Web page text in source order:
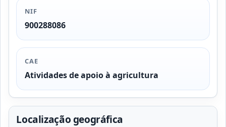
NIF
900288086
CAE
Atividades de apoio à agricultura
Localização geográfica